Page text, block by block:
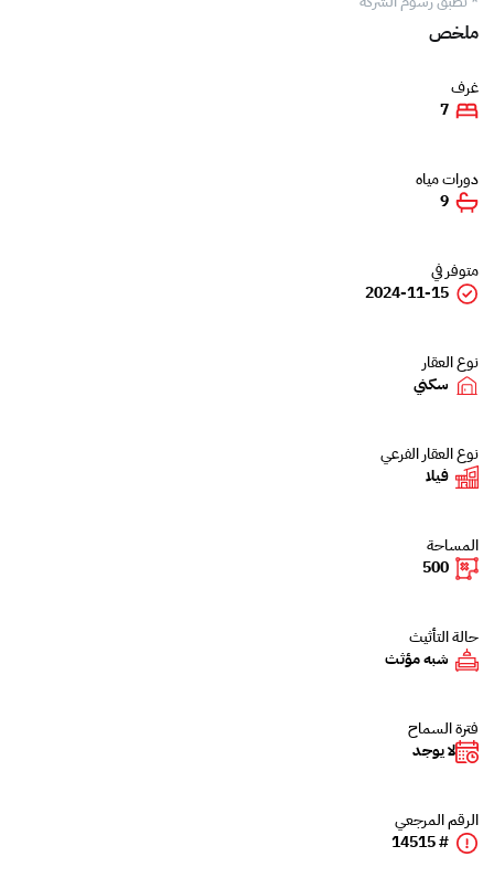
ملخص
غرف
7
دورات مياه
9
متوفر في
2024-11-15
نوع العقار
سكني
نوع العقار الفرعي
فيلا
المساحة
500
حالة التأثيث
شبه مؤثث
فترة السماح
لا يوجد
الرقم المرجعي
# 14515